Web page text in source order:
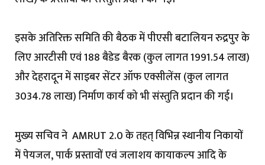
इसके अतिरिक्त समिति की बैठक में पीएसी बटालियन रुद्रपुर के
लिए आरटीसी एवं 188 बैडेड बैरक (कुल लागत 1991.54 लाख)
और देहरादून में साइबर सेंटर ऑफ एक्सीलेंस (कुल लागत
3034.78 लाख) निर्माण कार्य को भी संस्तुति प्रदान की गई।
मुख्य सचिव ने AMRUT 2.0 के तहत् विभिन्न स्थानीय निकायों
में पेयजल, पार्क प्रस्तावों एवं जलाशय कायाकल्प आदि के